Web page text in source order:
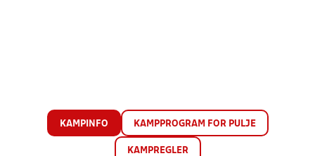
KAMPINFO KAMPPROGRAM FOR PULJE
KAMPREGLER